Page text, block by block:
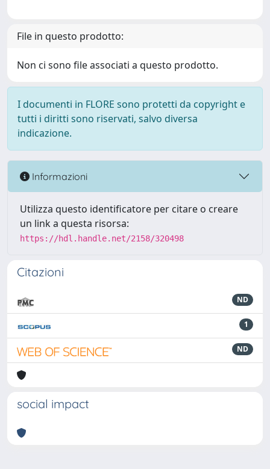
File in questo prodotto:
Non ci sono file associati a questo prodotto.
I documenti in FLORE sono protetti da copyright e
tutti i diritti sono riservati, salvo diversa
indicazione.
Informazioni
Utilizza questo identificatore per citare o creare
un link a questa risorsa:
https://hdl.handle.net/2158/320498
Citazioni
ND
1
ND
social impact